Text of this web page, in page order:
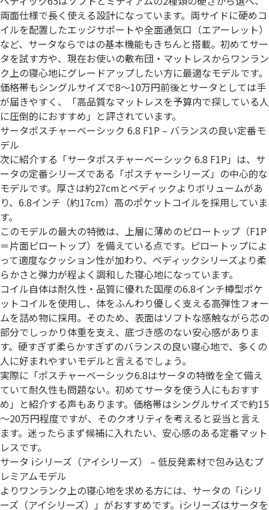
両面仕様で長く使える設計になっています。両サイドに硬めコ
イルを配置したエッジサポートや全面通気口（エアーレット）
など、サータならではの基本機能もきちんと搭載。初めてサー
タを試す方や、現在お使いの敷布団・マットレスからワンラン
ク上の寝心地にグレードアップしたい方に最適なモデルです。
価格帯もシングルサイズで8～10万円前後とサータとしては手
が届きやすく、「高品質なマットレスを予算内で探している人
に圧倒的におすすめ」と評されています。
サータポスチャーベーシック 6.8 F1P – バランスの良い定番モ
デル
次に紹介する「サータポスチャーベーシック 6.8 F1P」は、サ
ータの定番シリーズである「ポスチャーシリーズ」の中心的な
モデルです。厚さは約27cmとペディックよりボリュームがあ
り、6.8インチ（約17cm）高のポケットコイルを採用していま
す。
このモデルの最大の特徴は、上層に薄めのピロートップ（F1P
＝片面ピロートップ）を備えている点です。ピロートップによ
って適度なクッション性が加わり、ペディックシリーズより柔
らかさと弾力が程よく調和した寝心地になっています。
コイル自体は耐久性・品質に優れた国産の6.8インチ樽型ポケ
ットコイルを使用し、体をふんわり優しく支える高弾性フォー
ムを詰め物に採用。そのため、表面はソフトな感触ながら芯の
部分でしっかり体重を支え、底づき感のない安心感がありま
す。硬すぎず柔らかすぎずのバランスの良い寝心地で、多くの
人に好まれやすいモデルと言えるでしょう。
実際に「ポスチャーベーシック6.8はサータの特徴を全て備え
ていて耐久性も問題ない。初めてサータを使う人にもおすす
め」と紹介する声もあります。価格帯はシングルサイズで約15
～20万円程度ですが、そのクオリティを考えると妥当と言え
ます。迷ったらまず候補に入れたい、安心感のある定番マット
レスです。
サータ iシリーズ（アイシリーズ） – 低反発素材で包み込むプ
レミアムモデル
よりワンランク上の寝心地を求める方には、サータの「iシリ
ーズ（アイシリーズ）」がおすすめです。iシリーズはサータを